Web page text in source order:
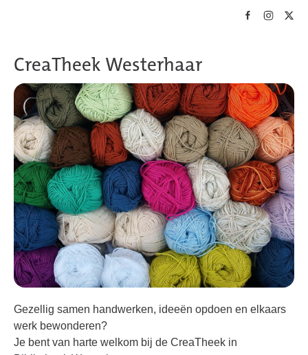
CreaTheek Westerhaar
Gezellig samen handwerken, ideeën opdoen en elkaars
werk bewonderen?
Je bent van harte welkom bij de CreaTheek in